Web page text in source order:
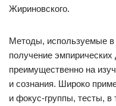
Жириновского.
Методы, используемые
получение
преимущественно на
и сознания. Широко
и фокус-группы, тесты, в